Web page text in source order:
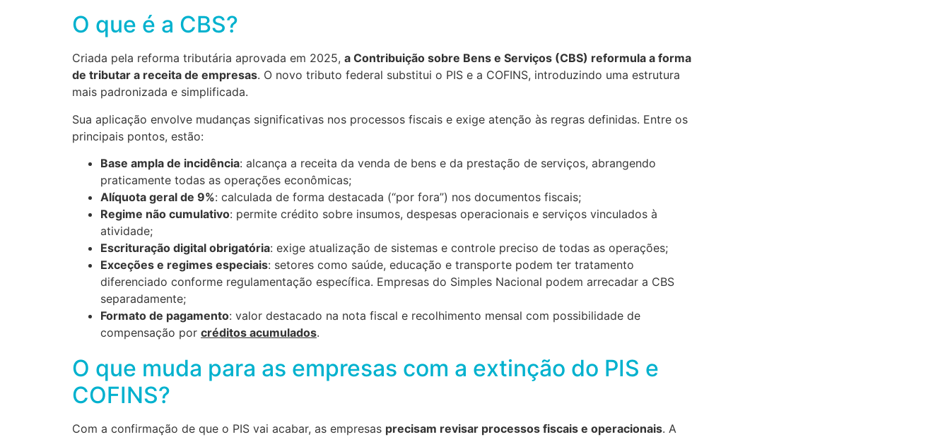
O que é a CBS?
Criada pela reforma tributária aprovada em 2025, a Contribuição sobre Bens e Serviços (CBS) reformula a forma
de tributar a receita de empresas. O novo tributo federal substitui o PIS e a COFINS, introduzindo uma estrutura
mais padronizada e simplificada.
Sua aplicação envolve mudanças significativas nos processos fiscais e exige atenção às regras definidas. Entre os
principais pontos, estão:
Base ampla de incidência: alcança a receita da venda de bens e da prestação de serviços, abrangendo
praticamente todas as operações econômicas;
Alíquota geral de 9%: calculada de forma destacada (“por fora”) nos documentos fiscais;
Regime não cumulativo: permite crédito sobre insumos, despesas operacionais e serviços vinculados à
atividade;
Escrituração digital obrigatória: exige atualização de sistemas e controle preciso de todas as operações;
Exceções e regimes especiais: setores como saúde, educação e transporte podem ter tratamento
diferenciado conforme regulamentação específica. Empresas do Simples Nacional podem arrecadar a CBS
separadamente;
Formato de pagamento: valor destacado na nota fiscal e recolhimento mensal com possibilidade de
compensação por créditos acumulados.
O que muda para as empresas com a extinção do PIS e
COFINS?
Com a confirmação de que o PIS vai acabar, as empresas precisam revisar processos fiscais e operacionais. A